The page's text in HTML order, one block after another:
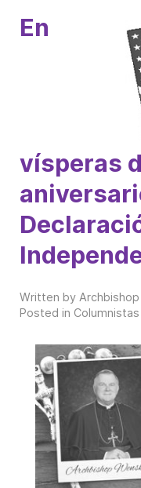
En
vísperas
Written by
Posted in